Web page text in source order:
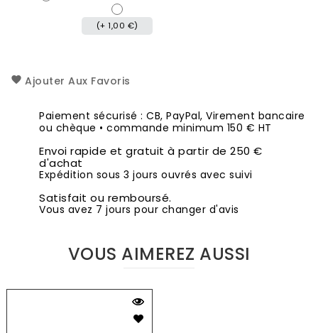
(+ 1,00 €)
Ajouter Aux Favoris
Paiement sécurisé : CB, PayPal, Virement bancaire
ou chèque • commande minimum 150 € HT
Envoi rapide et gratuit à partir de 250 €
d'achat
Expédition sous 3 jours ouvrés avec suivi
Satisfait ou remboursé.
Vous avez 7 jours pour changer d'avis
VOUS AIMEREZ AUSSI